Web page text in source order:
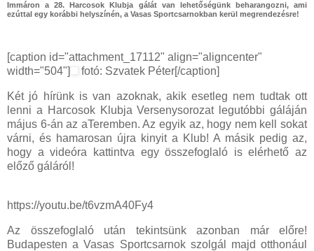
Immáron a 28. Harcosok Klubja gálát van lehetőségünk beharangozni, ami
ezúttal egy korábbi helyszínén, a Vasas Sportcsarnokban kerül megrendezésre!
[caption id="attachment_17112" align="aligncenter"
width="504"]
fotó: Szvatek Péter[/caption]
Két jó hírünk is van azoknak, akik esetleg nem tudtak ott
lenni a Harcosok Klubja Versenysorozat legutóbbi gáláján
május 6-án az aTeremben. Az egyik az, hogy nem kell sokat
várni, és hamarosan újra kinyit a Klub! A másik pedig az,
hogy a videóra kattintva egy összefoglaló is elérhető az
előző gáláról!
https://youtu.be/t6vzmA40Fy4
Az összefoglaló után tekintsünk azonban már előre!
Budapesten a Vasas Sportcsarnok szolgál majd otthonául